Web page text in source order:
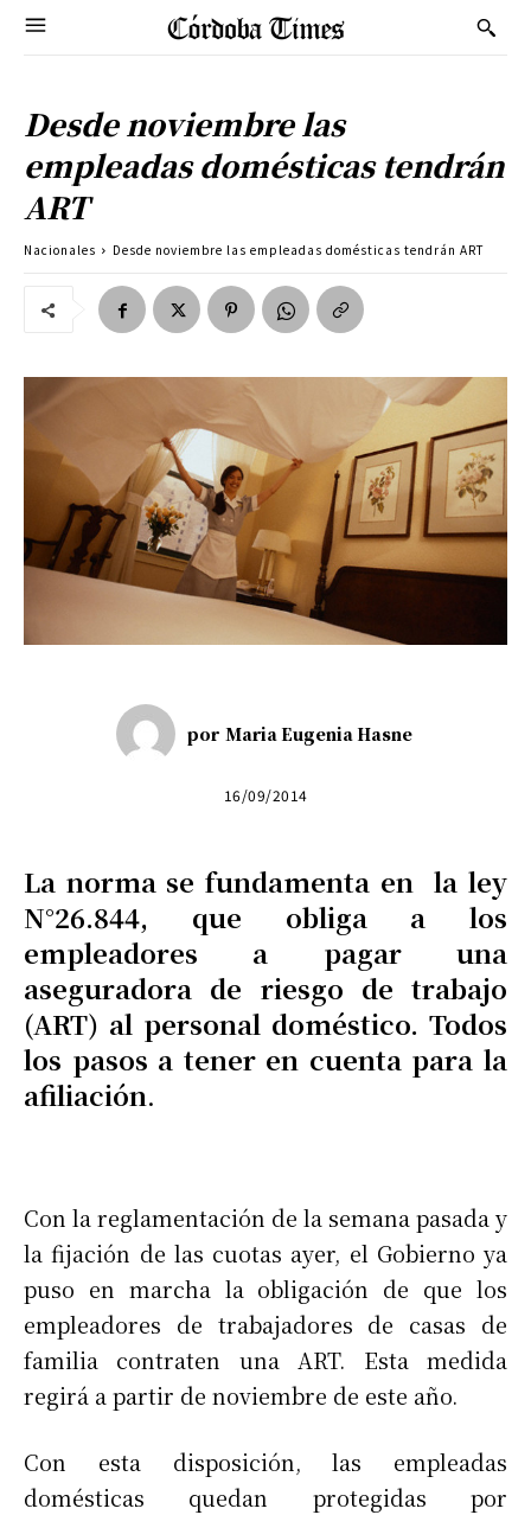
Desde noviembre las
empleadas domésticas tendrán
ART
Nacionales Desde noviembre las empleadas domésticas tendrán ART
por Maria Eugenia Hasne
16/09/2014
La norma se fundamenta en la ley
N°26.844, que obliga a los
empleadores a pagar una
aseguradora de riesgo de trabajo
(ART) al personal doméstico. Todos
los pasos a tener en cuenta para la
afiliación.
Con la reglamentación de la semana pasada y
la fijación de las cuotas ayer, el Gobierno ya
puso en marcha la obligación de que los
empleadores de trabajadores de casas de
familia contraten una ART. Esta medida
regirá a partir de noviembre de este año.
Con esta disposición, las empleadas
domésticas quedan protegidas por